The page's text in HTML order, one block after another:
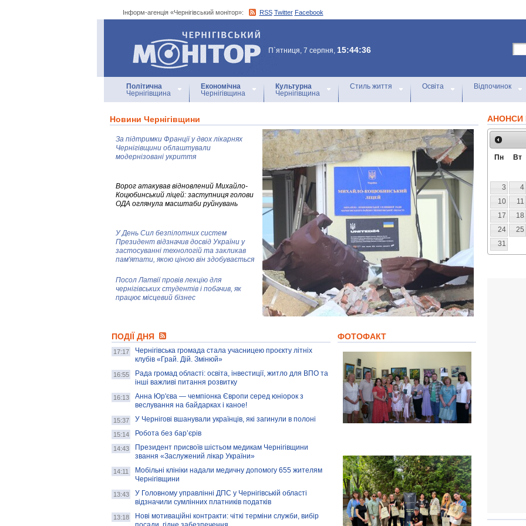
Інформ-агенція «Чернігівський монітор»: RSS Twitter Facebook
Інформ-агенція
«Чернігівський монітор»
П`ятниця, 7 серпня, 15:44:36
Політична
Чернігівщина
Економічна
Чернігівщина
Культурна
Чернігівщина
Стиль життя Освіта Відпочинок
Новини Чернігівщини
За підтримки Франції у двох лікарнях
Чернігівщини облаштували
модернізовані укриття
Ворог атакував відновлений Михайло-
Коцюбинський ліцей: заступниця голови
ОДА оглянула масштаби руйнувань
У День Сил безпілотних систем
Президент відзначив досвід України у
застосуванні технологій та закликав
пам'ятати, якою ціною він здобувається
Посол Латвії провів лекцію для
чернігівських студентів і побачив, як
працює місцевий бізнес
колекцію про війну, емоції та тварин
AB InBev Efes Україна підтримала
навчальний проєкт "Молодіжна бізнес-
школа", спрямований на розвиток
підприємництва у Чернігівській області
Золота тварина: видання Forbes
написало про чернігівця Патрона: хто і
скільки на ньому заробляє? І куди
витрачають?
ПОДІЇ ДНЯ
17:17
Чернігівська громада стала учасницею проєкту літніх
клубів «Грай. Дій. Змінюй»
16:55
Рада громад області: освіта, інвестиції, житло для ВПО та
інші важливі питання розвитку
16:13
Анна Юр'єва — чемпіонка Європи серед юніорок з
веслування на байдарках і каное!
15:37 У Чернігові вшанували українців, які загинули в полоні
15:14 Робота без бар’єрів
14:43
Президент присвоїв шістьом медикам Чернігівщини
звання «Заслужений лікар України»
14:11
Мобільні клініки надали медичну допомогу 655 жителям
Чернігівщини
13:43
У Головному управлінні ДПС у Чернігівській області
відзначили сумлінних платників податків
13:18
Нові мотиваційні контракти: чіткі терміни служби, вибір
ФОТОФАКТ
АНОНСИ
Пн Вт
3
4
10
11
17
18
24
25
31